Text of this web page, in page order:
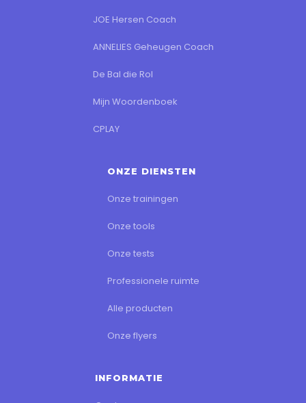
JOE Hersen Coach
ANNELIES Geheugen Coach
De Bal die Rol
Mijn Woordenboek
CPLAY
ONZE DIENSTEN
Onze trainingen
Onze tools
Onze tests
Professionele ruimte
Alle producten
Onze flyers
INFORMATIE